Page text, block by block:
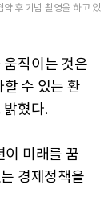
후 기념 촬영을 하고 있
움직이는 것은
수 있는 환
밝혔다.
이 미래를 꿈
경제정책을